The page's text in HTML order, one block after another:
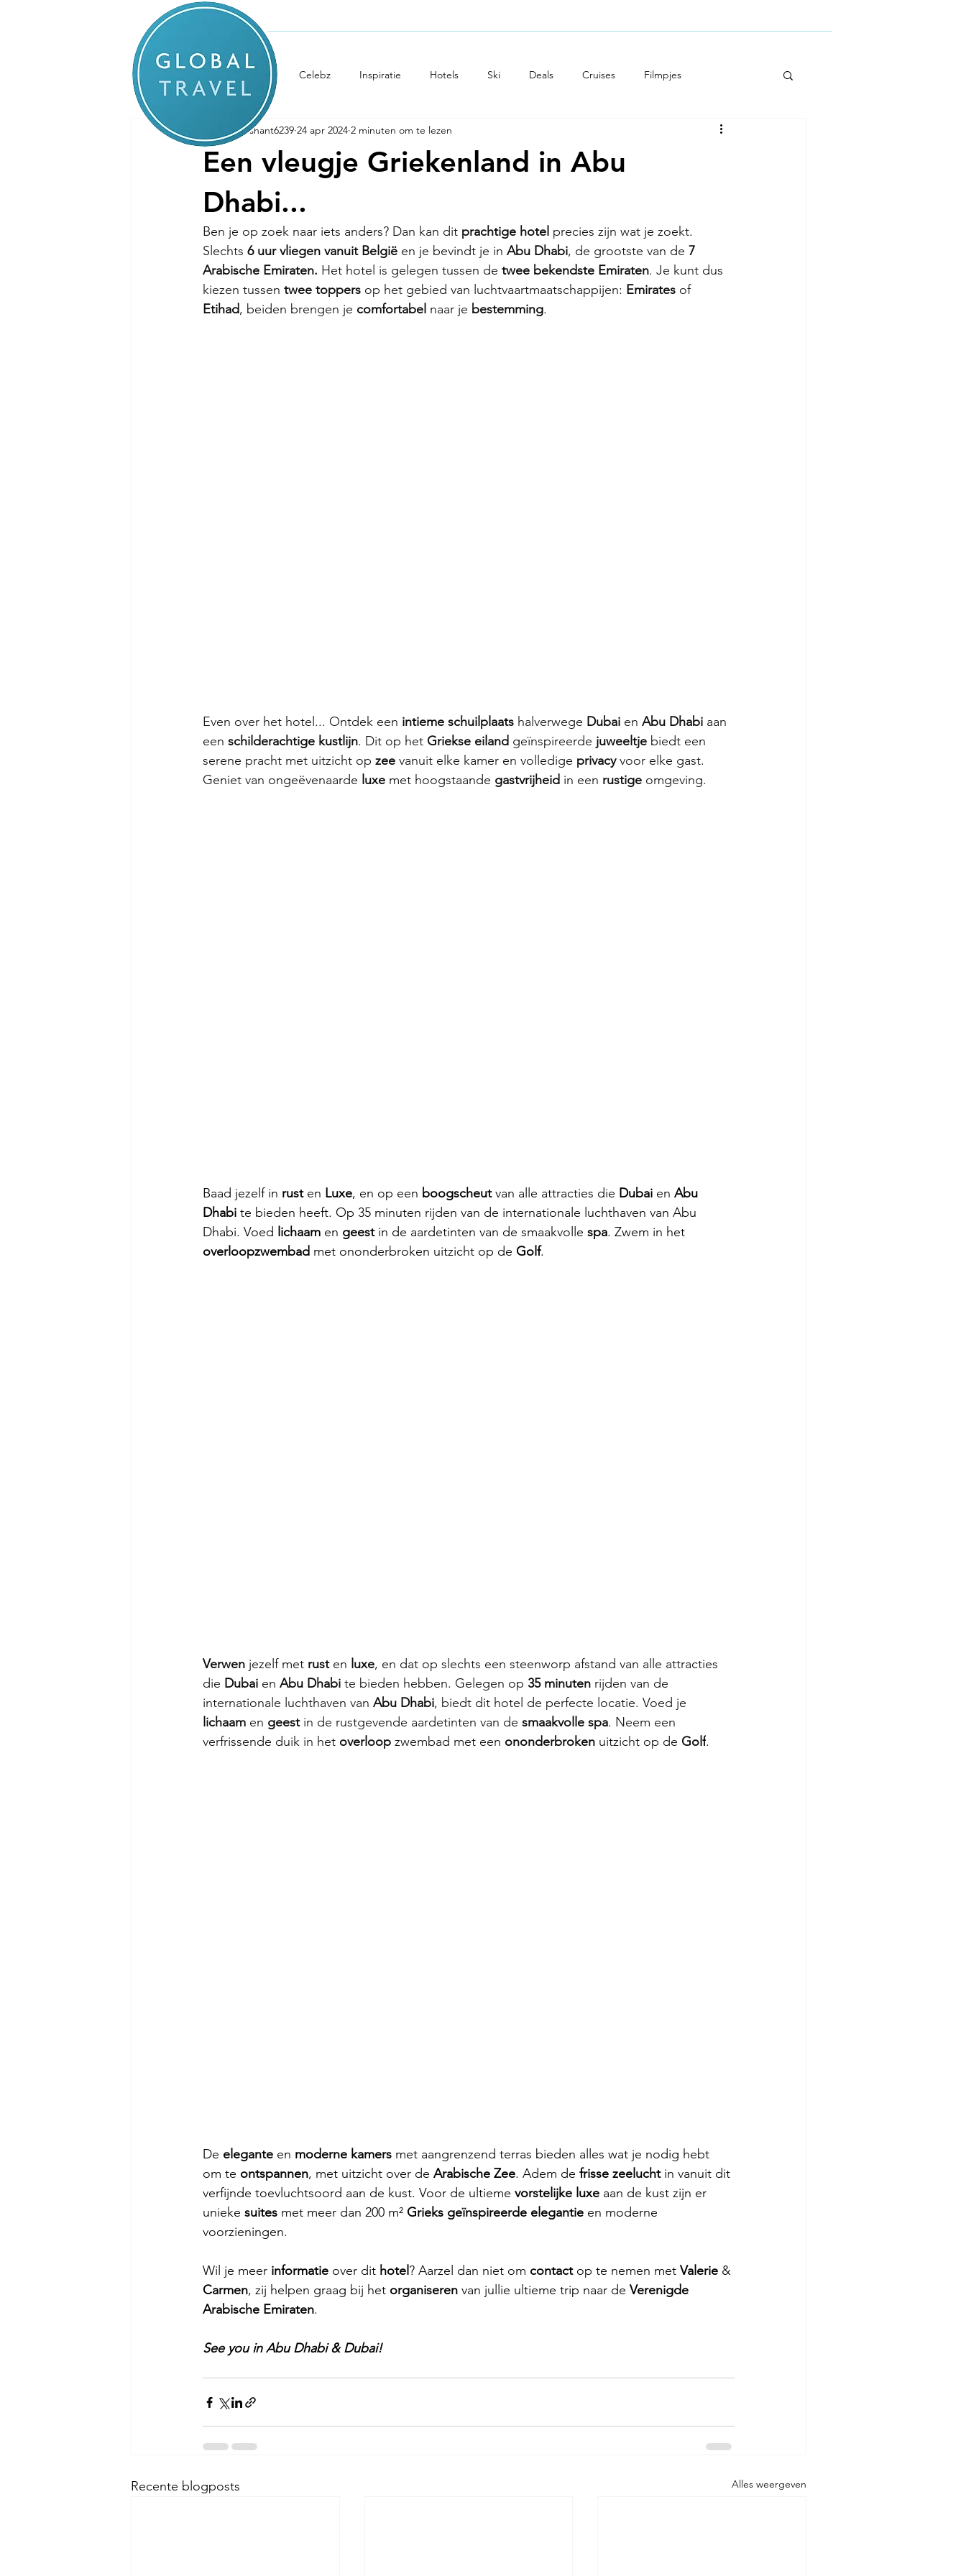
Alle berichten Celebz Inspiratie Hotels Ski Deals Cruises Filmpjes
Reisnieuwtjes Strand Reisblog Culinair Reistips
Een vleugje Griekenland in Abu
Dhabi...
prashant6239 24 apr 2024 2 minuten om te lezen
Ben je op zoek naar iets anders? Dan kan dit prachtige hotel precies zijn wat je zoekt.
Slechts 6 uur vliegen vanuit België en je bevindt je in Abu Dhabi, de grootste van de 7
Arabische Emiraten. Het hotel is gelegen tussen de twee bekendste Emiraten. Je kunt dus
kiezen tussen twee toppers op het gebied van luchtvaartmaatschappijen: Emirates of
Etihad, beiden brengen je comfortabel naar je bestemming.
Even over het hotel... Ontdek een intieme schuilplaats halverwege Dubai en Abu Dhabi aan
een schilderachtige kustlijn. Dit op het Griekse eiland geïnspireerde juweeltje biedt een
serene pracht met uitzicht op zee vanuit elke kamer en volledige privacy voor elke gast.
Geniet van ongeëvenaarde luxe met hoogstaande gastvrijheid in een rustige omgeving.
Baad jezelf in rust en Luxe, en op een boogscheut van alle attracties die Dubai en Abu
Dhabi te bieden heeft. Op 35 minuten rijden van de internationale luchthaven van Abu
Dhabi. Voed lichaam en geest in de aardetinten van de smaakvolle spa. Zwem in het
overloopzwembad met ononderbroken uitzicht op de Golf.
Verwen jezelf met rust en luxe, en dat op slechts een steenworp afstand van alle attracties
die Dubai en Abu Dhabi te bieden hebben. Gelegen op 35 minuten rijden van de
internationale luchthaven van Abu Dhabi, biedt dit hotel de perfecte locatie. Voed je
lichaam en geest in de rustgevende aardetinten van de smaakvolle spa. Neem een
verfrissende duik in het overloop zwembad met een ononderbroken uitzicht op de Golf.
De elegante en moderne kamers met aangrenzend terras bieden alles wat je nodig hebt
om te ontspannen, met uitzicht over de Arabische Zee. Adem de frisse zeelucht in vanuit dit
verfijnde toevluchtsoord aan de kust. Voor de ultieme vorstelijke luxe aan de kust zijn er
unieke suites met meer dan 200 m² Grieks geïnspireerde elegantie en moderne
voorzieningen.
Wil je meer informatie over dit hotel ? Aarzel dan niet om contact op te nemen met Valerie &
Carmen, zij helpen graag bij het organiseren van jullie ultieme trip naar de Verenigde
Arabische Emiraten.
See you in Abu Dhabi & Dubai!
Recente blogposts Alles weergeven